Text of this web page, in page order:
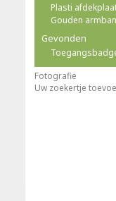
Plasti
Gouden
Gevonden
Fotografie
Uw zoekertje